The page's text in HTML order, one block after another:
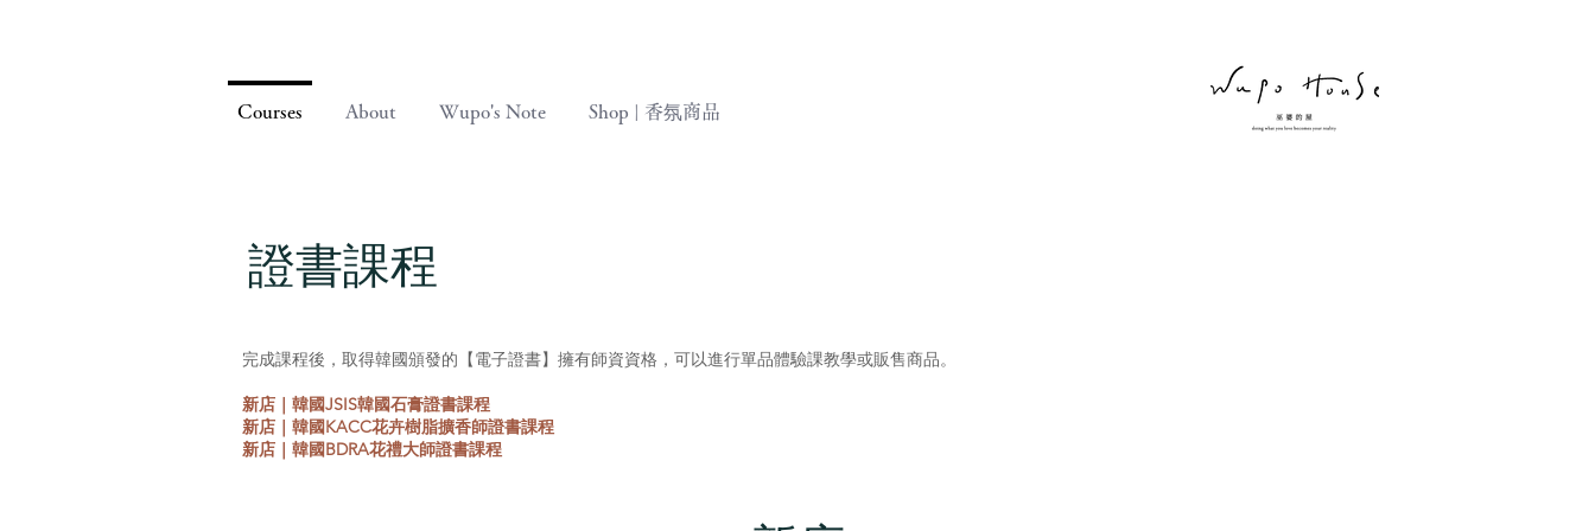
Courses About Wupo's Note Shop | 香氛商品
證書課程
完成課程後，取得韓國頒發的【電子證書】擁有師資資格，可以進行單品體驗課教學或販售商品。
新店｜韓國JSIS韓國石膏證書課程
新店｜韓國KACC花卉樹脂擴香師證書課程
新店｜韓國BDRA花禮大師證書課程